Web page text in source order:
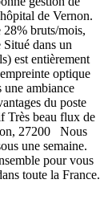
de Vernon.
28% bruts/mois,
dans un
est entièrement
optique
une ambiance
du poste
Très beau flux de
27200 Nous
une semaine.
pour vous
toute la France.